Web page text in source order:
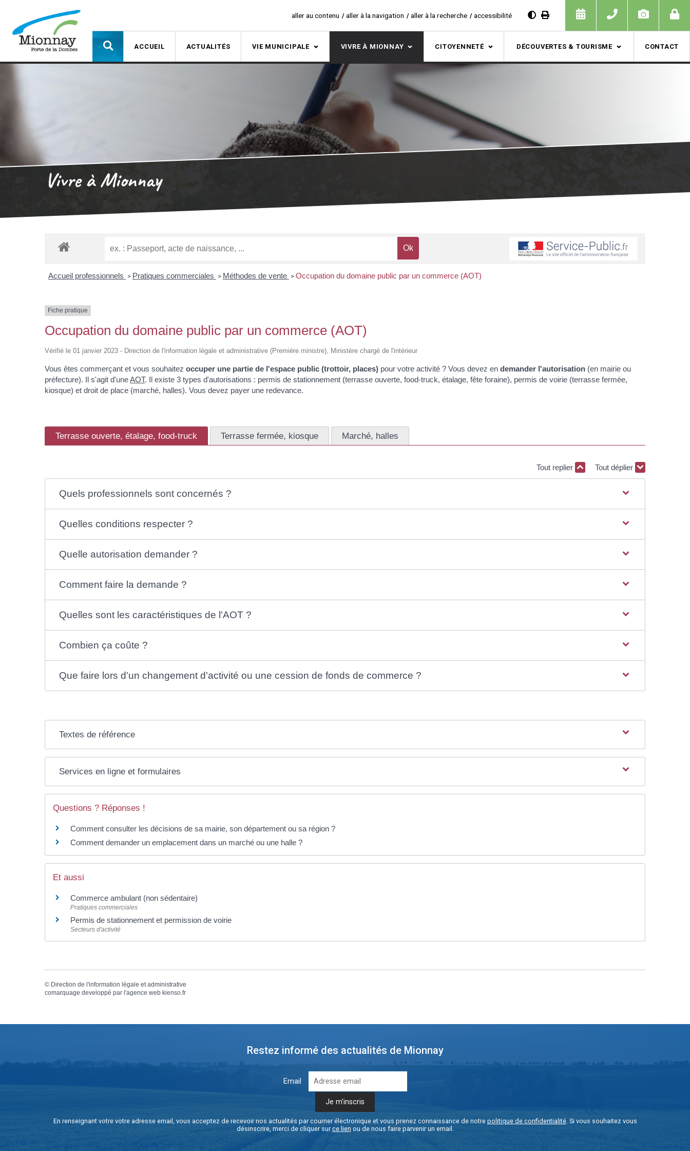
aller au contenu aller à la navigation aller à la recherche accessibilité
ACCUEIL ACTUALITÉS VIE MUNICIPALE VIVRE À MIONNAY CITOYENNETÉ DÉCOUVERTES & TOURISME CONTACT
Vivre à Mionnay
Accueil professionnels > Pratiques commerciales > Méthodes de vente > Occupation du domaine public par un commerce (AOT)
Fiche pratique
Occupation du domaine public par un commerce (AOT)
Vérifié le 01 janvier 2023 - Direction de l'information légale et administrative (Première ministre), Ministère chargé de l'intérieur
Vous êtes commerçant et vous souhaitezoccuper une partie de l'espace public (trottoir, places) pour votre activité ? Vous devez endemander l'autorisation (en mairie ou
préfecture). Il s'agit d'uneAOT. Il existe 3 types d'autorisations : permis de stationnement (terrasse ouverte,food-truck, étalage, fête foraine), permis de voirie (terrasse fermée,
kiosque) et droit de place (marché, halles). Vous devez payer une redevance.
Terrasse ouverte, étalage, food-truck Terrasse fermée, kiosque Marché, halles
Tout replier Tout déplier
Quels professionnels sont concernés ?
Quelles conditions respecter ?
Quelle autorisation demander ?
Comment faire la demande ?
Quelles sont les caractéristiques de l'AOT ?
Combien ça coûte ?
Que faire lors d'un changement d'activité ou une cession de fonds de commerce ?
Textes de référence
Services en ligne et formulaires
Questions ? Réponses !
Comment consulter les décisions de sa mairie, son département ou sa région ?
Comment demander un emplacement dans un marché ou une halle ?
Et aussi
Commerce ambulant (non sédentaire)
Pratiques commerciales
Permis de stationnement et permission de voirie
Secteurs d'activité
© Direction de l'information légale et administrative
comarquage developpé par l'agence web kienso.fr
Restez informé des actualités de Mionnay
Email
En renseignant votre votre adresse email, vous acceptez de recevoir nos actualités par courrier électronique et vous prenez connaissance de notre politique de confidentialité. Si vous souhaitez vous
désinscrire, merci de cliquer surce lien ou de nous faire parvenir un email.